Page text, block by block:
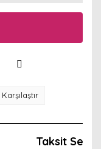
Karşılaştır
Taksit